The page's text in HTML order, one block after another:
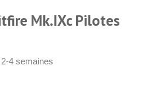
Mk.IXc Pilotes
4 semaines